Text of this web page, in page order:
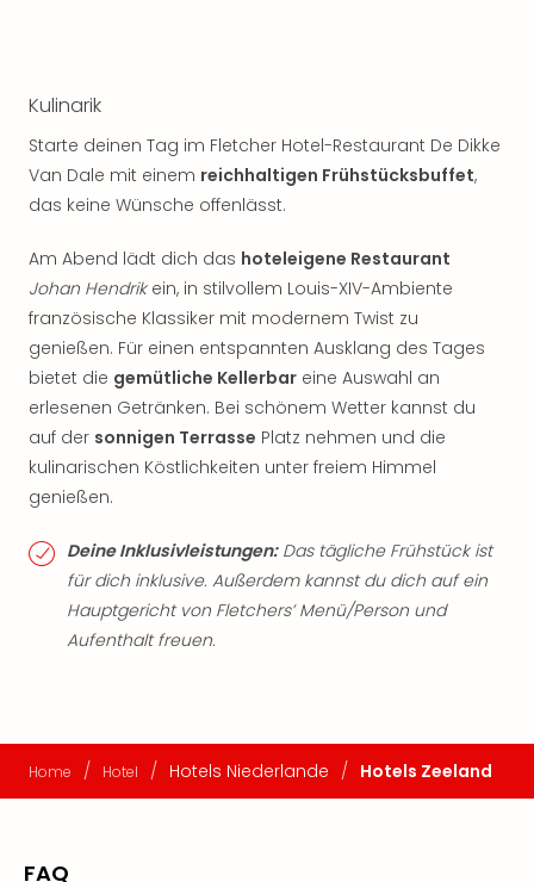
Kulinarik
Starte deinen Tag im Fletcher Hotel-Restaurant De Dikke
Van Dale mit einem reichhaltigen Frühstücksbuffet,
das keine Wünsche offenlässt.
Am Abend lädt dich das hoteleigene Restaurant
Johan Hendrikein, in stilvollem Louis-XIV-Ambiente
französische Klassiker mit modernem Twist zu
genießen. Für einen entspannten Ausklang des Tages
bietet die gemütliche Kellerbar eine Auswahl an
erlesenen Getränken. Bei schönem Wetter kannst du
auf der sonnigen Terrasse Platz nehmen und die
kulinarischen Köstlichkeiten unter freiem Himmel
genießen.
Deine Inklusivleistungen:Das tägliche Frühstück ist
für dich inklusive. Außerdem kannst du dich auf ein
Hauptgericht von Fletchers’ Menü/Person und
Aufenthalt freuen.
Home / Hotel / Hotels Niederlande / Hotels Zeeland
FAQ